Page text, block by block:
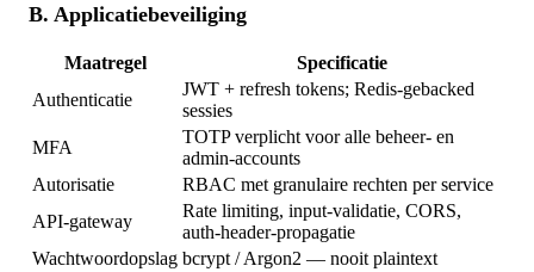
B. Applicatiebeveiliging
Maatregel
Specificatie
Authenticatie
JWT + refresh tokens; Redis-gebacked
sessies
MFA
TOTP verplicht voor alle beheer- en
admin-accounts
Autorisatie
RBAC met granulaire rechten per service
API-gateway
Rate limiting, input-validatie, CORS,
auth-header-propagatie
Wachtwoordopslag bcrypt / Argon2 — nooit plaintext